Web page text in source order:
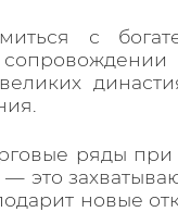
с
ряды
это
новые